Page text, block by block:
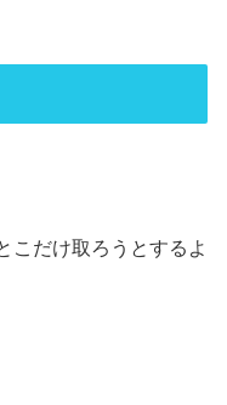
こだけ取ろうとするよ